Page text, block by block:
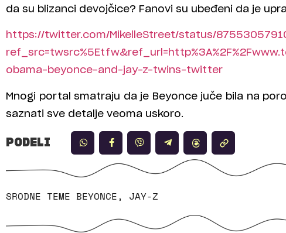
da su blizanci devojčice? Fanovi su ubeđeni da je
https://twitter.com/MikelleStreet/status/
obama-beyonce-and-jay-z-twins-twitter
Mnogi portal smatraju da je Beyonce juče bila na
saznati sve detalje veoma uskoro.
PODELI
SRODNE TEME BEYONCE, JAY-Z